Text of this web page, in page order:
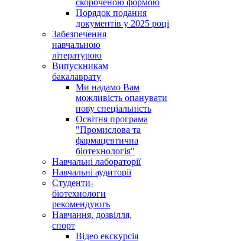
скороченою формою
Порядок подання
документів у 2025 році
Забезпечення
навчальною
літературою
Випускникам
бакалаврату
Ми надамо Вам
можливість опанувати
нову спеціальність
Освітня програма
"Промислова та
фармацевтична
біотехнологія"
Навчальні лабораторії
Навчальні аудиторії
Студенти-
біотехнологи
рекомендують
Навчання, дозвілля,
спорт
Відео екскурсія